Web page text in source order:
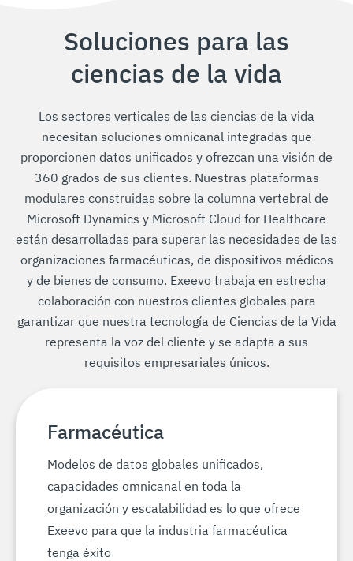
Soluciones para las
ciencias de la vida
Los sectores verticales de las ciencias de la vida
necesitan soluciones omnicanal integradas que
proporcionen datos unificados y ofrezcan una visión de
360 grados de sus clientes. Nuestras plataformas
modulares construidas sobre la columna vertebral de
Microsoft Dynamics y Microsoft Cloud for Healthcare
están desarrolladas para superar las necesidades de las
organizaciones farmacéuticas, de dispositivos médicos
y de bienes de consumo. Exeevo trabaja en estrecha
colaboración con nuestros clientes globales para
garantizar que nuestra tecnología de Ciencias de la Vida
representa la voz del cliente y se adapta a sus
requisitos empresariales únicos.
Farmacéutica
Modelos de datos globales unificados,
capacidades omnicanal en toda la
organización y escalabilidad es lo que ofrece
Exeevo para que la industria farmacéutica
tenga éxito